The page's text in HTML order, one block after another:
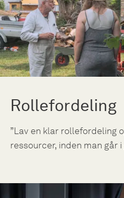
Rollefordeling
”Lav en klar rollefordeling
ressourcer, inden man går i